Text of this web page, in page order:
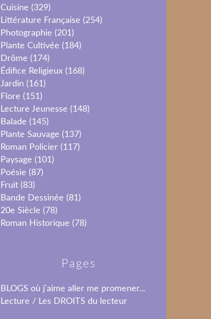
Cuisine (329)
Littérature Française (254)
Photographie (201)
Plante Cultivée (184)
Drôme (174)
Édifice Religieux (168)
Jardin (161)
Flore (151)
Lecture Jeunesse (148)
Balade (145)
Plante Sauvage (137)
Roman Policier (117)
Paysage (101)
Poésie (87)
Fruit (83)
Bande Dessinée (81)
20e Siècle (78)
Roman Historique (78)
Pages
BLOGS où j'aime aller me promener...
Lecture / Les DROITS du lecteur